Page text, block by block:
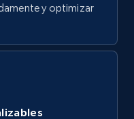
y optimizar